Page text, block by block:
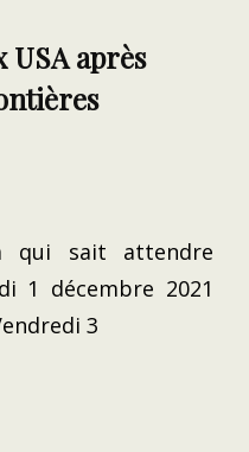
USA après
sait attendre
1 décembre 2021
3